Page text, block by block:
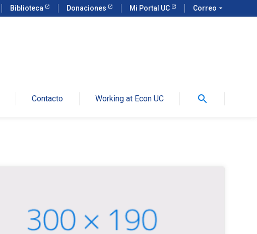
Biblioteca Donaciones Mi Portal UC Correo arrow_drop_down
Contacto Working at Econ UC search